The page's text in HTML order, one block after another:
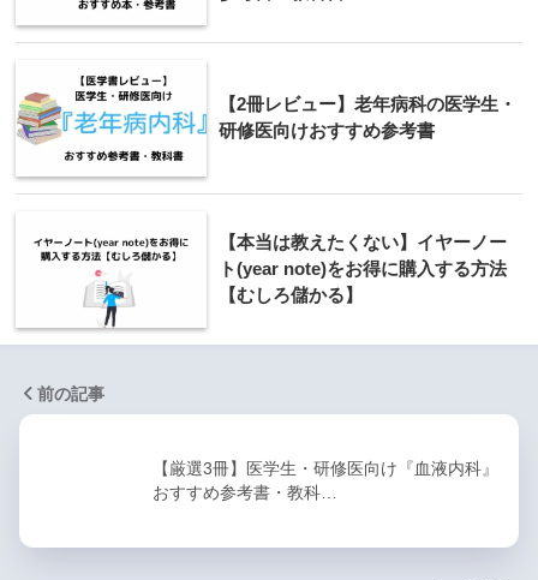
【2冊レビュー】老年病科の医学生・
研修医向けおすすめ参考書
【本当は教えたくない】イヤーノー
ト(year note)をお得に購入する方法
【むしろ儲かる】
前の記事
【厳選3冊】医学生・研修医向け『血液内科』
おすすめ参考書・教科…